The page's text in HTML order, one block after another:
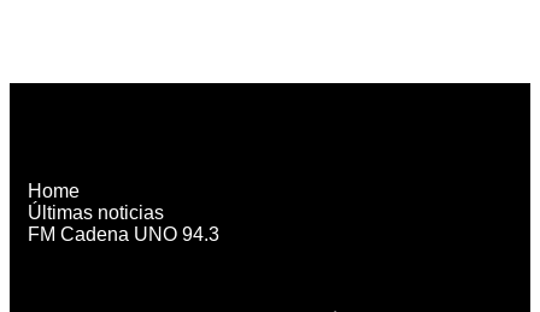
Home
Últimas noticias
FM Cadena UNO 94.3